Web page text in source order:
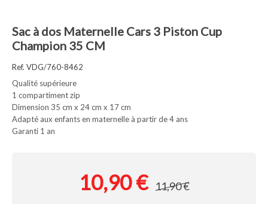
Sac à dos Maternelle Cars 3 Piston Cup
Champion 35 CM
Ref. VDG/760-8462
Qualité supérieure
1 compartiment zip
Dimension 35 cm x 24 cm x 17 cm
Adapté aux enfants en maternelle à partir de 4 ans
Garanti 1 an
10,90 € 11,90 €